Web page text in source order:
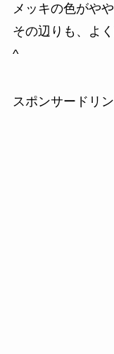
メッキの色がや
その辺りも、よ
^
スポンサードリ